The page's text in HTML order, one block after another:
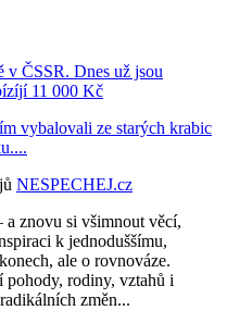
v ČSSR. Dnes už jsou
11 000 Kč
vybalovali ze starých krabic
NESPECHEJ.cz
a znovu si všimnout věcí,
k jednoduššímu,
ale o rovnováze.
pohody, rodiny, vztahů i
změn...